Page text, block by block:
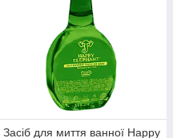
Засіб для миття ванної Happy